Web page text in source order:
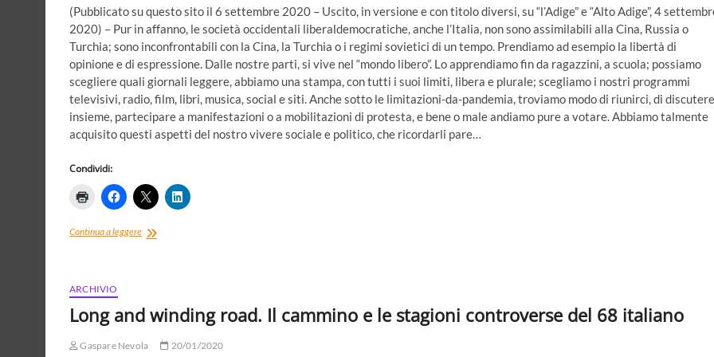
(Pubblicato su questo sito il 6 settembre 2020 – Uscito, in versione e con titolo diversi, su “l’Adige” e “Alto Adige”, 4
2020) – Pur in affanno, le società occidentali liberaldemocratiche, anche l’Italia, non sono assimilabili alla Cina, Russia o
Turchia; sono inconfrontabili con la Cina, la Turchia o i regimi sovietici di un tempo. Prendiamo ad esempio la libertà di
opinione e di espressione. Dalle nostre parti, si vive nel “mondo libero”. Lo apprendiamo fin da ragazzini, a scuola; possiamo
scegliere quali giornali leggere, abbiamo una stampa, con tutti i suoi limiti, libera e plurale; scegliamo i nostri programmi
televisivi, radio, film, libri, musica, social e siti. Anche sotto le limitazioni-da-pandemia, troviamo modo di riunirci, di discutere
insieme, partecipare a manifestazioni o a mobilitazioni di protesta, e bene o male andiamo pure a votare. Abbiamo talmente
acquisito questi aspetti del nostro vivere sociale e politico, che ricordarli pare…
Condividi:
Continua a leggereDemocrazia
proprie
ARCHIVIO
Long and winding road. Il cammino e le stagioni controverse del 68 italiano
Gaspare Nevola 20/01/2020